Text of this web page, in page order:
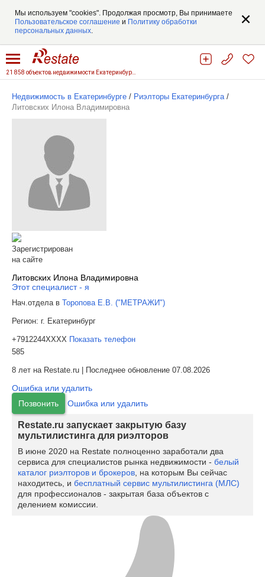
Мы используем "cookies". Продолжая просмотр, Вы принимаете
Пользовательское соглашение и Политику обработки
персональных данных.
Недвижимость в Екатеринбурге / Риэлторы Екатеринбурга /
Литовских Илона Владимировна
Зарегистрирован
на сайте
Литовских Илона Владимировна
Этот специалист - я
Нач.отдела в Торопова Е.В. ("МЕТРАЖИ")
Регион: г. Екатеринбург
+7912244XXXX Показать телефон
585
8 лет на Restate.ru | Последнее обновление 07.08.2026
Ошибка или удалить
Позвонить
Ошибка или удалить
Restate.ru запускает закрытую базу
мультилистинга для риэлторов
В июне 2020 на Restate полноценно заработали два
сервиса для специалистов рынка недвижимости - белый
каталог риэлторов и брокеров , на которым Вы сейчас
находитесь, и бесплатный сервис мультилистинга (МЛС)
для профессионалов - закрытая база объектов с
делением комиссии.